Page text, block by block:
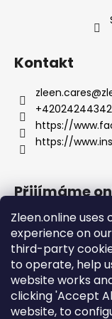
Zleen.online
experience on
third-party
to operate, help
website works
clicking 'Accept
website, to
Kontakt
zleen.cares@
https://
https://
Přijímáme
Podpora
Objednávky a